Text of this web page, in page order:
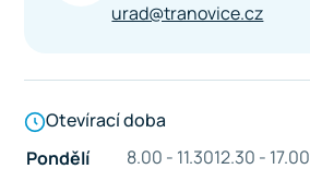
urad@tranovice.cz
Otevírací doba
Pondělí
8.00 - 11.3012.30 - 17.00